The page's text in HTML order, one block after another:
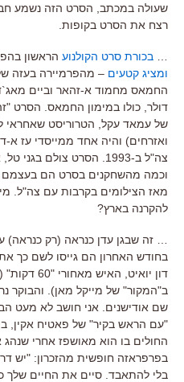
שעולה במכתב, הסרט הזה נשמע
רצח את הסרט בקופות.
בכורת סרט הקולנוע הראשון
ומציג קטעים – מהפרמיירה בעזה
דולר, כולו במימון החמאס. הסרט
ואזרחים) והיה אחד ממייסדי עז
צה"ל ב-1993. הסרט צולם
וכמה מהשחקנים בסרט הם בעצמם
מאז הצילומים בקרבות עם צה"ל.
להקרנה בארץ?
… זה שבגן עדן כנראה (רק כנראה)
בחודש האחרון הם גייסו לשם כך את
דון יואיט,
ב"המקור" של מייקל מאן). והבוקר
שם אודישנים. אני חושב לא מעט
"עם הראש בקיר" של פאטיח אקין,
החולים בו הוא מאושפז אחרי שנהג
בפרפראזה חופשית מהזכרון: "יש
בלי להתאבד. סיים את החיים שלך